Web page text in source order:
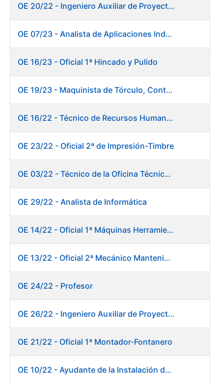
OE 20/22 - Ingeniero Auxiliar de Proyectos. Informática
OE 07/23 - Analista de Aplicaciones Industriales
OE 16/23 - Oficial 1ª Hincado y Pulido
OE 19/23 - Maquinista de Tórculo, Contado, Empaquetado e Inutilización de Moneda
OE 16/22 - Técnico de Recursos Humanos
OE 23/22 - Oficial 2ª de Impresión-Timbre
OE 03/22 - Técnico de la Oficina Técnica de Producto (Fábrica de Papel)
OE 29/22 - Analista de Informática
OE 14/22 - Oficial 1ª Máquinas Herramientas y Control Numérico
OE 13/22 - Oficial 2ª Mecánico Mantenimiento Central
OE 24/22 - Profesor
OE 26/22 - Ingeniero Auxiliar de Proyectos
OE 21/22 - Oficial 1ª Montador-Fontanero
OE 10/22 - Ayudante de la Instalación de Preparación de Pastas